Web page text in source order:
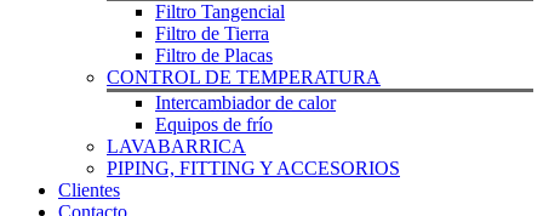
Filtro Tangencial
Filtro de Tierra
Filtro de Placas
CONTROL DE TEMPERATURA
Intercambiador de calor
Equipos de frío
LAVABARRICA
PIPING, FITTING Y ACCESORIOS
Clientes
Contacto